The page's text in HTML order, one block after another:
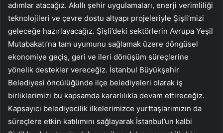
adımlar atacağız. Akıllı şehir uygulamaları, enerji verimliliği
teknolojileri ve çevre dostu altyapı projeleriyle Şişli’mizi
geleceğe hazırlayacağız. Şişli’deki sektörlerin Avrupa Yeşil
Mutabakatı’na tam uyumunu sağlamak üzere döngüsel
ekonomiye geçiş, geri ve ileri dönüşüm süreçlerine
yönelik destekler vereceğiz. İstanbul Büyükşehir
Belediyesi öncülüğünde ilçe belediyeleri olarak iş
birliklerimizi bu kapsamda kararlılıkla devam ettireceğiz.
Kapsayıcı belediyecilik ilkelerimizce yurttaşlarımızın da
süreçlere etkin katılımını sağlayarak İstanbul’un kalbi